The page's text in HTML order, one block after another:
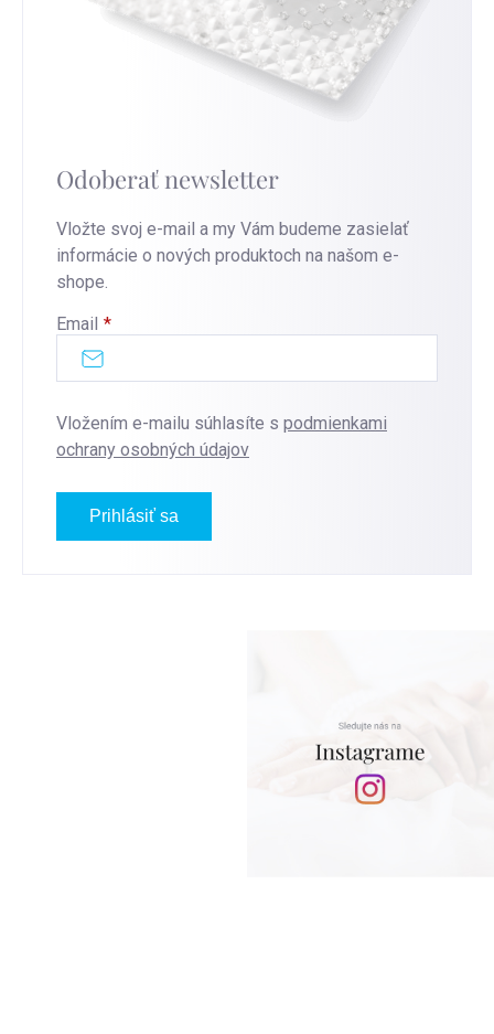
Odoberať newsletter
Vložte svoj e-mail a my Vám budeme zasielať
informácie o nových produktoch na našom e-
shope.
Email
Vložením e-mailu súhlasíte s podmienkami
ochrany osobných údajov
Prihlásiť sa